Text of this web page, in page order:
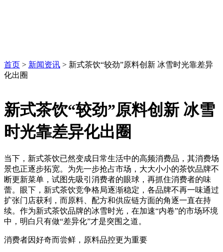
首页 > 新闻资讯 > 新式茶饮“较劲”原料创新 冰雪时光靠差异
化出圈
新式茶饮“较劲”原料创新 冰雪
时光靠差异化出圈
当下，新式茶饮已然变成日常生活中的高频消费品，其消费场
景也正逐步拓宽。为先一步抢占市场，大大小小的茶饮品牌不
断更新菜单，试图先吸引消费者的眼球，再抓住消费者的味
蕾。眼下，新式茶饮竞争格局逐渐稳定，各品牌不再一味通过
扩张门店获利，而原料、配方和供应链方面的角逐一直在持
续。作为新式茶饮品牌的冰雪时光，在加速“内卷”的市场环境
中，明白只有做“差异化”才是突围之道。
消费者因好奇而尝鲜，原料品控更为重要